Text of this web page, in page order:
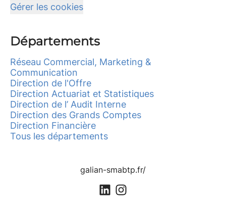
Gérer les cookies
Départements
Réseau Commercial, Marketing &
Communication
Direction de l'Offre
Direction Actuariat et Statistiques
Direction de l’ Audit Interne
Direction des Grands Comptes
Direction Financière
Tous les départements
galian-smabtp.fr/